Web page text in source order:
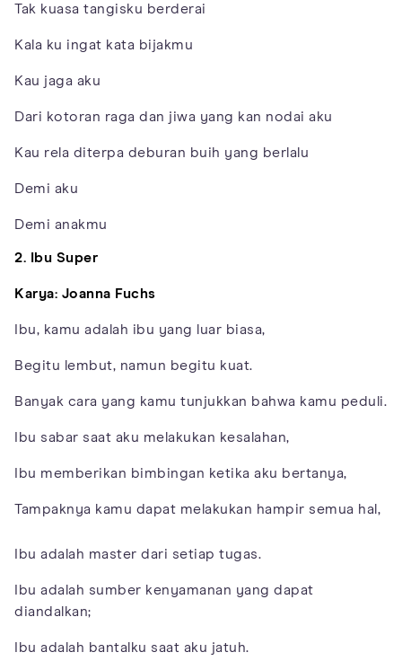
Tak kuasa tangisku berderai
Kala ku ingat kata bijakmu
Kau jaga aku
Dari kotoran raga dan jiwa yang kan nodai aku
Kau rela diterpa deburan buih yang berlalu
Demi aku
Demi anakmu
2. Ibu Super
Karya: Joanna Fuchs
Ibu, kamu adalah ibu yang luar biasa,
Begitu lembut, namun begitu kuat.
Banyak cara yang kamu tunjukkan bahwa kamu peduli.
Ibu sabar saat aku melakukan kesalahan,
Ibu memberikan bimbingan ketika aku bertanya,
Tampaknya kamu dapat melakukan hampir semua hal,
Ibu adalah master dari setiap tugas.
Ibu adalah sumber kenyamanan yang dapat
diandalkan;
Ibu adalah bantalku saat aku jatuh.